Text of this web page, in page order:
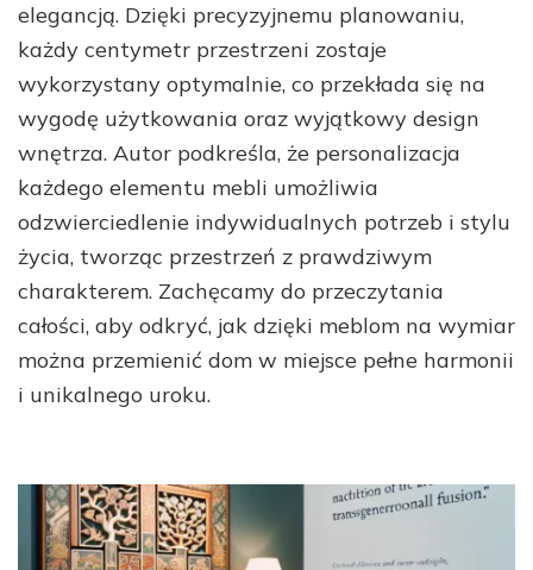
elegancją. Dzięki precyzyjnemu planowaniu,
każdy centymetr przestrzeni zostaje
wykorzystany optymalnie, co przekłada się na
wygodę użytkowania oraz wyjątkowy design
wnętrza. Autor podkreśla, że personalizacja
każdego elementu mebli umożliwia
odzwierciedlenie indywidualnych potrzeb i stylu
życia, tworząc przestrzeń z prawdziwym
charakterem. Zachęcamy do przeczytania
całości, aby odkryć, jak dzięki meblom na wymiar
można przemienić dom w miejsce pełne harmonii
i unikalnego uroku.